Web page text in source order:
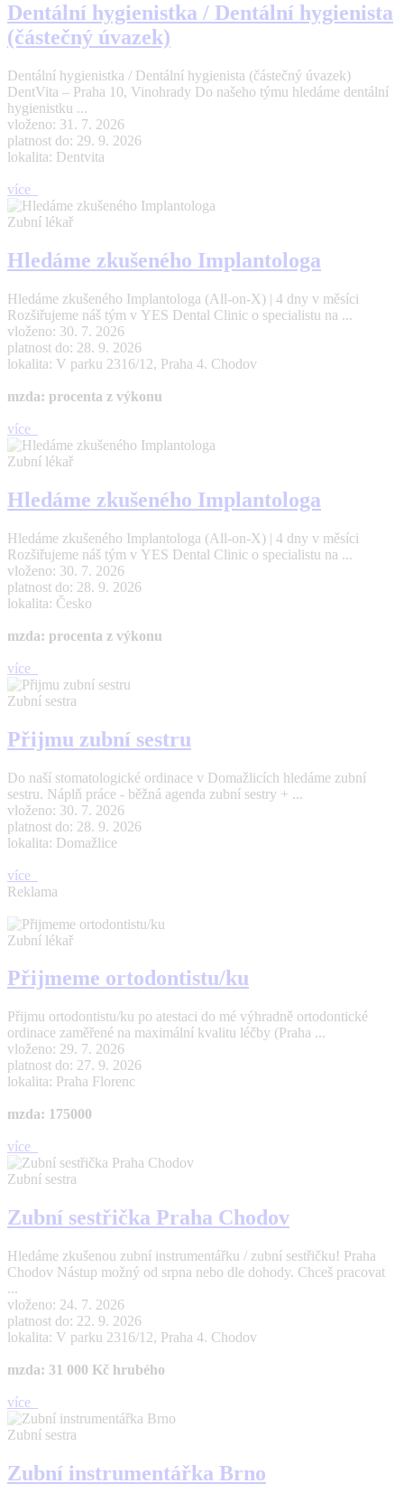
Dentální hygienistka / Dentální hygienista
(částečný úvazek)
Dentální hygienistka / Dentální hygienista (částečný úvazek)
DentVita – Praha 10, Vinohrady Do našeho týmu hledáme dentální
hygienistku ...
vloženo: 31. 7. 2026
platnost do: 29. 9. 2026
lokalita: Dentvita
více
Zubní lékař
Hledáme zkušeného Implantologa
Hledáme zkušeného Implantologa (All-on-X) | 4 dny v měsíci
Rozšiřujeme náš tým v YES Dental Clinic o specialistu na ...
vloženo: 30. 7. 2026
platnost do: 28. 9. 2026
lokalita: V parku 2316/12, Praha 4. Chodov
mzda: procenta z výkonu
více
Zubní lékař
Hledáme zkušeného Implantologa
Hledáme zkušeného Implantologa (All-on-X) | 4 dny v měsíci
Rozšiřujeme náš tým v YES Dental Clinic o specialistu na ...
vloženo: 30. 7. 2026
platnost do: 28. 9. 2026
lokalita: Česko
mzda: procenta z výkonu
více
Zubní sestra
Přijmu zubní sestru
Do naší stomatologické ordinace v Domažlicích hledáme zubní
sestru. Náplň práce - běžná agenda zubní sestry + ...
vloženo: 30. 7. 2026
platnost do: 28. 9. 2026
lokalita: Domažlice
více
Reklama
Zubní lékař
Přijmeme ortodontistu/ku
Přijmu ortodontistu/ku po atestaci do mé výhradně ortodontické
ordinace zaměřené na maximální kvalitu léčby (Praha ...
vloženo: 29. 7. 2026
platnost do: 27. 9. 2026
lokalita: Praha Florenc
mzda: 175000
více
Zubní sestra
Zubní sestřička Praha Chodov
Hledáme zkušenou zubní instrumentářku / zubní sestřičku! Praha
Chodov Nástup možný od srpna nebo dle dohody. Chceš pracovat
...
vloženo: 24. 7. 2026
platnost do: 22. 9. 2026
lokalita: V parku 2316/12, Praha 4. Chodov
mzda: 31 000 Kč hrubého
více
Zubní sestra
Zubní instrumentářka Brno